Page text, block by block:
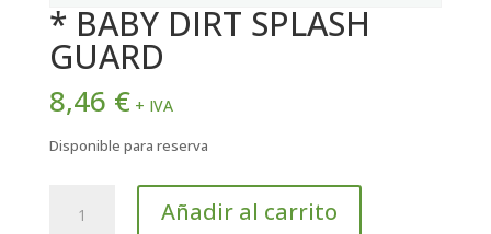
* BABY DIRT SPLASH
GUARD
8,46 € + IVA
Disponible para reserva
BABY
Añadir al carrito